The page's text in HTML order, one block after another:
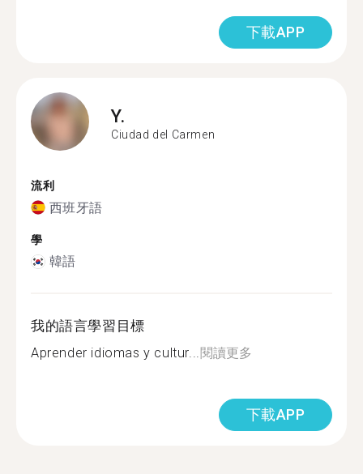
下載APP
Y.
Ciudad del Carmen
流利
西班牙語
學
韓語
我的語言學習目標
Aprender idiomas y cultur...閱讀更多
下載APP